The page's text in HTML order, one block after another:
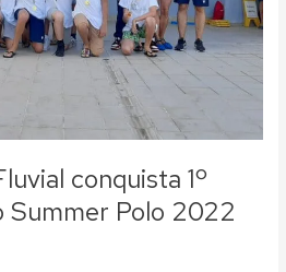
conquista 1º
Summer Polo 2022